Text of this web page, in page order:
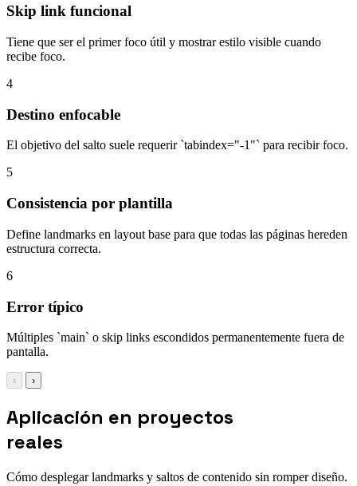
Skip link funcional
Tiene que ser el primer foco útil y mostrar estilo visible cuando
recibe foco.
4
Destino enfocable
El objetivo del salto suele requerir `tabindex="-1"` para recibir foco.
5
Consistencia por plantilla
Define landmarks en layout base para que todas las páginas hereden
estructura correcta.
6
Error típico
Múltiples `main` o skip links escondidos permanentemente fuera de
pantalla.
‹ ›
Aplicación en proyectos
reales
Cómo desplegar landmarks y saltos de contenido sin romper diseño.